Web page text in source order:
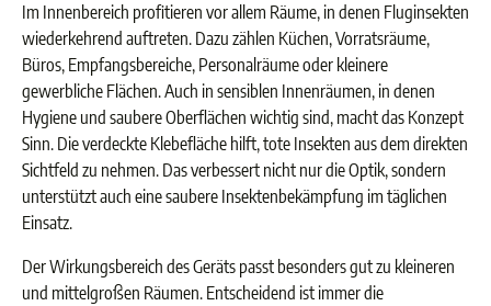
Im Innenbereich profitieren vor allem Räume, in denen Fluginsekten
wiederkehrend auftreten. Dazu zählen Küchen, Vorratsräume,
Büros, Empfangsbereiche, Personalräume oder kleinere
gewerbliche Flächen. Auch in sensiblen Innenräumen, in denen
Hygiene und saubere Oberflächen wichtig sind, macht das Konzept
Sinn. Die verdeckte Klebefläche hilft, tote Insekten aus dem direkten
Sichtfeld zu nehmen. Das verbessert nicht nur die Optik, sondern
unterstützt auch eine saubere Insektenbekämpfung im täglichen
Einsatz.
Der Wirkungsbereich des Geräts passt besonders gut zu kleineren
und mittelgroßen Räumen. Entscheidend ist immer die